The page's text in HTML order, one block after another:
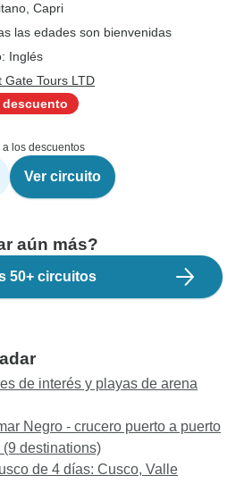
, Capri
las edades son bienvenidas
Inglés
Gate Tours LTD
descuento
los descuentos
Ver circuito
aún más?
50+ circuitos
de interés y playas de arena
Negro - crucero puerto a puerto
destinations)
de 4 días: Cusco, Valle